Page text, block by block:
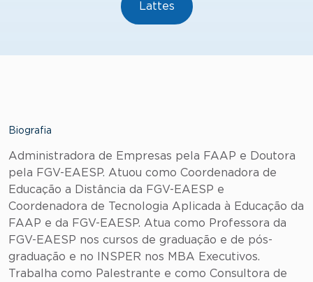
Lattes
Biografia
Administradora de Empresas pela FAAP e Doutora
pela FGV-EAESP. Atuou como Coordenadora de
Educação a Distância da FGV-EAESP e
Coordenadora de Tecnologia Aplicada à Educação da
FAAP e da FGV-EAESP. Atua como Professora da
FGV-EAESP nos cursos de graduação e de pós-
graduação e no INSPER nos MBA Executivos.
Trabalha como Palestrante e como Consultora de